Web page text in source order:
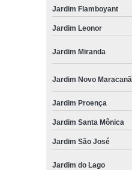
Jardim Flamboyant
Jardim Leonor
Jardim Miranda
Jardim Novo Maracanã
Jardim Proença
Jardim Santa Mônica
Jardim São José
Jardim do Lago